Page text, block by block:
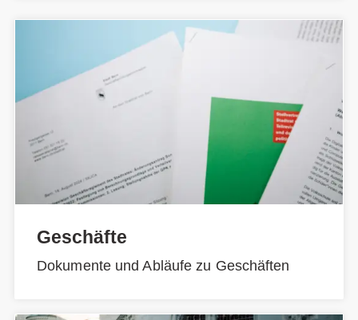
Geschäfte
Dokumente und Abläufe zu Geschäften